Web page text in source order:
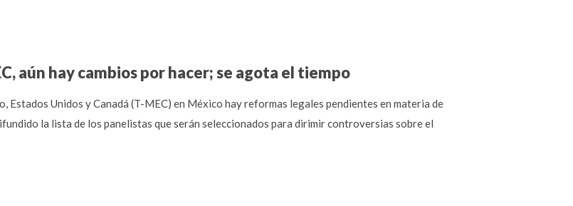
aún hay cambios por hacer; se agota el tiempo
Estados Unidos y Canadá (T-MEC) en México hay reformas legales pendientes en materia de
la lista de los panelistas que serán seleccionados para dirimir controversias sobre el